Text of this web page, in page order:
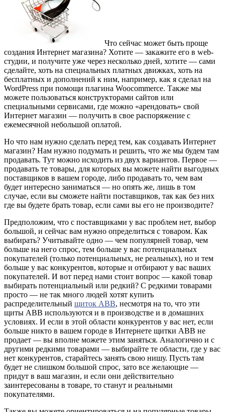
Что сейчас может быть проще
создания Интернет магазина? Хотите — закажите его в web-
студии, и получите уже через несколько дней, хотите — сами
сделайте, хоть на специальных платных движках, хоть на
бесплатных и дополнений к ним, например, как я сделал на
WordPress при помощи плагина Woocommerce. Также мы
можете пользоваться конструкторами сайтов или
специальными сервисами, где можно «арендовать» свой
Интернет магазин — получить в свое распоряжение с
ежемесячной небольшой оплатой.
Но что нам нужно сделать перед тем, как создавать Интернет
магазин? Нам нужно подумать и решить, что же мы будем там
продавать. Тут можно исходить из двух вариантов. Первое —
продавать те товары, для которых вы можете найти выгодных
поставщиков в вашем городе, либо продавать то, чем вам
будет интересно заниматься — но опять же, лишь в том
случае, если вы сможете найти поставщиков, так как без них
где вы будете брать товар, если сами вы его не производите?
Предположим, что с поставщиками у вас проблем нет, выбор
большой, и сейчас вам нужно определиться с товаром. Как
выбирать? Учитывайте одно — чем популярней товар, чем
больше на него спрос, тем больше у вас потенциальных
покупателей (только потенциальных, не реальных), но и тем
больше у вас конкурентов, которые и отбирают у вас ваших
покупателей. И вот перед нами стоит вопрос — какой товар
выбирать потенциальный или редкий? С редкими товарами
просто — не так много людей хотят купить
распределительный щиток ABB, несмотря на то, что эти
щиты АВВ используются и в производстве и в домашних
условиях. И если в этой области конкурентов у вас нет, если
больше никто в вашем городе в Интернете щитки АВВ не
продает — вы вполне можете этим заняться. Аналогично и с
другими редкими товарами — выбирайте те области, где у вас
нет конкурентов, старайтесь занять свою нишу. Пусть там
будет не слишком большой спрос, зато все желающие —
придут в ваш магазин, и если они действительно
заинтересованы в товаре, то станут и реальными
покупателями.